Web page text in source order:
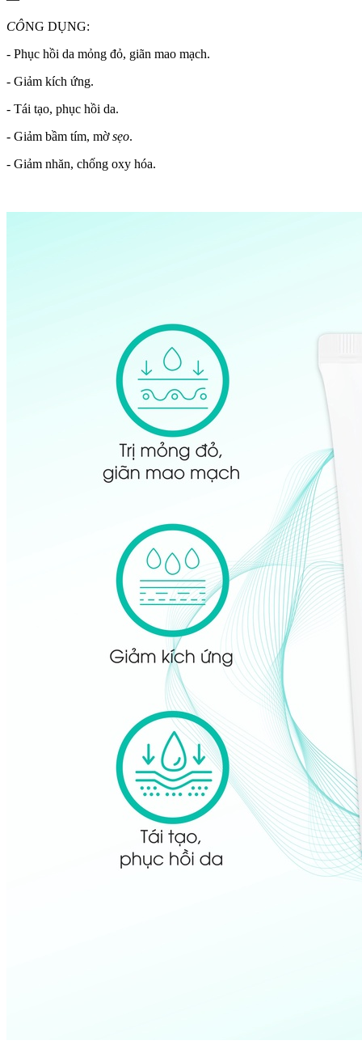
CÔNG DỤNG:
- Phục hồi da mỏng đỏ, giãn mao mạch.
- Giảm kích ứng.
- Tái tạo, phục hồi da.
- Giảm bầm tím, mờsẹo.
- Giảm nhăn, chống oxy hóa.